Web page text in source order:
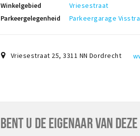
Winkelgebied
Vriesestraat
Parkeergelegenheid
Parkeergarage
Vriesestraat 25,3311 NN Dordrecht
BENT U DE EIGENAAR VAN